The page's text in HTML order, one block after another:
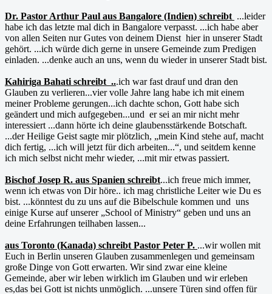
Dr. Pastor Arthur Paul aus Bangalore (Indien) schreibt ...leider
habe ich das letzte mal dich in Bangalore verpasst. ...ich habe aber
von allen Seiten nur Gutes von deinem Dienst hier in unserer Stadt
gehört. ...ich würde dich gerne in unsere Gemeinde zum Predigen
einladen. ...denke auch an uns, wenn du wieder in unserer Stadt bist.
Kahiriga Bahati schreibt ...ich war fast drauf und dran den
Glauben zu verlieren...vier volle Jahre lang habe ich mit einem
meiner Probleme gerungen...ich dachte schon, Gott habe sich
geändert und mich aufgegeben...und er sei an mir nicht mehr
interessiert ...dann hörte ich deine glaubensstärkende Botschaft.
...der Heilige Geist sagte mir plötzlich, „mein Kind stehe auf, macht
dich fertig, ...ich will jetzt für dich arbeiten...“, und seitdem kenne
ich mich selbst nicht mehr wieder, ...mit mir etwas passiert.
Bischof Josep R. aus Spanien schreibt...ich freue mich immer,
wenn ich etwas von Dir höre.. ich mag christliche Leiter wie Du es
bist. ...könntest du zu uns auf die Bibelschule kommen und uns
einige Kurse auf unserer „School of Ministry“ geben und uns an
deine Erfahrungen teilhaben lassen...
aus Toronto (Kanada) schreibt Pastor Peter P. ...wir wollen mit
Euch in Berlin unseren Glauben zusammenlegen und gemeinsam
große Dinge von Gott erwarten. Wir sind zwar eine kleine
Gemeinde, aber wir leben wirklich im Glauben und wir erleben
es,das bei Gott ist nichts unmöglich. ...unsere Türen sind offen für